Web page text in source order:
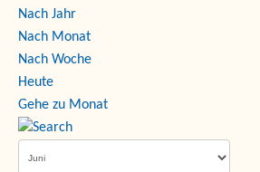
Nach Jahr
Nach Monat
Nach Woche
Heute
Gehe zu Monat